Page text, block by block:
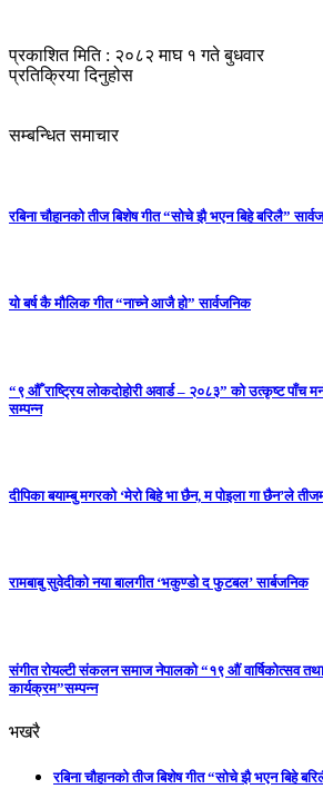
प्रकाशित मिति : २०८२ माघ १ गते बुधवार
प्रतिक्रिया दिनुहोस
सम्बन्धित समाचार
रबिना चौहानको तीज बिशेष गीत “सोचे झै भएन बिहे बरिलै”
यो बर्ष कै मौलिक गीत “नाच्ने आजै हो” सार्वजनिक
“९ औँ राष्ट्रिय लोकदोहोरी अवार्ड – २०८३” को उत्कृष्ट पाँच
सम्पन्न
दीपिका बयाम्बु मगरको ‘मेरो बिहे भा छैन, म पोइला गा छैन’ले
रामबाबु सुवेदीको नया बालगीत ‘भकुण्डो द फुटबल’ सार्बजनिक
संगीत रोयल्टी संकलन समाज नेपालको “१९ औं वार्षिकोत्सव तथा
कार्यक्रम”सम्पन्न
भखरै
रबिना चौहानको तीज बिशेष गीत “सोचे झै भएन बिहे